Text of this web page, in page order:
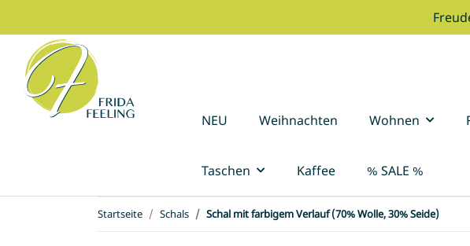
NEU Weihnachten Wohnen
Taschen Kaffee % SALE %
Startseite Schals Schal mit farbigem Verlauf (70% Wolle, 30% Seide)